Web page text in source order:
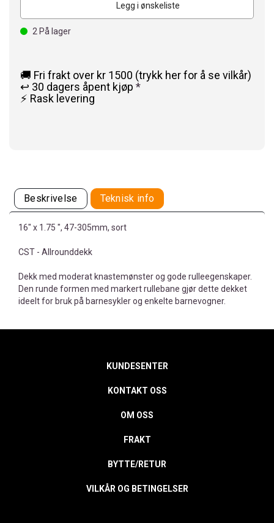
Legg i ønskeliste
2 På lager
🚚 Fri frakt over kr 1500 (trykk her for å se vilkår)
↩️ 30 dagers åpent kjøp *
⚡ Rask levering
Beskrivelse Teknisk info
16" x 1.75 ", 47-305mm, sort
CST - Allrounddekk
Dekk med moderat knastemønster og gode rulleegenskaper.
Den runde formen med markert rullebane gjør dette dekket
ideelt for bruk på barnesykler og enkelte barnevogner.
KUNDESENTER
KONTAKT OSS
OM OSS
FRAKT
BYTTE/RETUR
VILKÅR OG BETINGELSER